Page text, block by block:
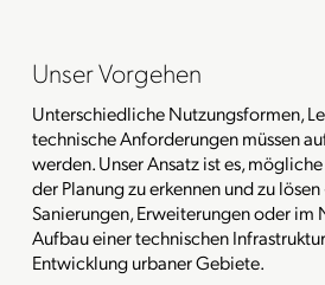
Unser Vorgehen
Unterschiedliche Nutzungsformen,
technische Anforderungen müssen
werden. Unser Ansatz ist es,
der Planung zu erkennen und zu lösen
Sanierungen, Erweiterungen oder im
Aufbau einer technischen
Entwicklung urbaner Gebiete.